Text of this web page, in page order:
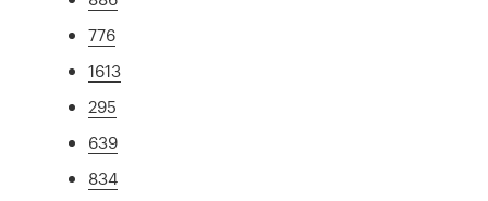
776
1613
295
639
834